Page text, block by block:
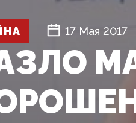
17 Мая 2017